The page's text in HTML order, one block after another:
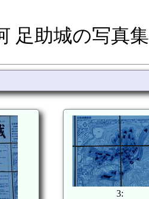
足助城の写真集
3: